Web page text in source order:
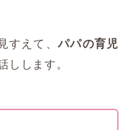
すえて、 パパの育児
しします。